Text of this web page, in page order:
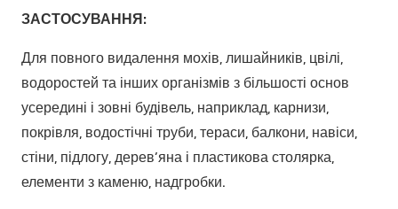
ЗАСТОСУВАННЯ:
Для повного видалення мохів, лишайників, цвілі,
водоростей та інших організмів з більшості основ
усередині і зовні будівель, наприклад, карнизи,
покрівля, водостічні труби, тераси, балкони, навіси,
стіни, підлогу, дерев’яна і пластикова столярка,
елементи з каменю, надгробки.